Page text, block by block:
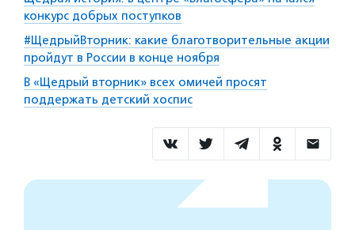
конкурс добрых поступков
#ЩедрыйВторник: какие благотворительные акции
пройдут в России в конце ноября
В «Щедрый вторник» всех омичей просят
поддержать детский хоспис